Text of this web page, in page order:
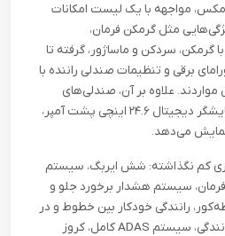
رانندگی با تیگو ۸ پرومکس، مواجهه با یک لیست امکانات
مثل گرمکن فرمان،
سردکن و ماساژور، گرفته تا
برقی و تنظیمات صندلی راننده با
علاوه بر آن، صندلی‌های
عقب هم گرم‌کن دارند و نمایشگر دیجیتال ۲۴.۶ اینچی پشت آمپر،
نمایش می‌دهد.
کم نگذاشته: شش ایربگ، سیستم
سیستم هشدار برخورد جلو و
رانندگی خودکار بین خطوط و در
سیستم ADASکامل، کروز